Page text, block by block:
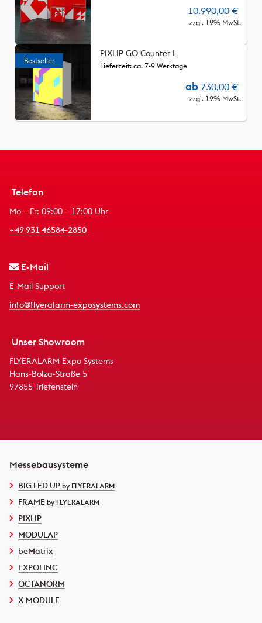
10.990,00 €
zzgl. 19% MwSt.
PIXLIP GO Counter L
ab 730,00 €
zzgl. 19% MwSt.
Lieferzeit: ca. 7-9 Werktage
Telefon
Mo – Fr: 09:00 – 17:00 Uhr
+49 931 46584-2850
E-Mail
E-Mail Support
info@flyeralarm-exposystems.com
Unser Showroom
FLYERALARM Expo Systems
Hans-Bolza-Straße 5
97855 Triefenstein
Messebausysteme
BIG LED UP by FLYERALARM
FRAME by FLYERALARM
PIXLIP
MODULAP
beMatrix
EXPOLINC
OCTANORM
X-MODULE